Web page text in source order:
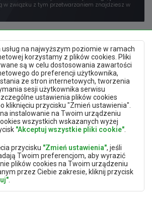
na najwyższym poziomie w ramach
korzystamy z plików cookies. Pliki
są w celu dostosowania zawartości
do preferencji użytkownika,
ze stron internetowych, tworzenia
sesji użytkownika serwisu
ustawienia plików cookies
kliknięciu przycisku "Zmień ustawienia".
instalowanie na Twoim urządzeniu
wszystkich wskazanych wyżej
"Akceptuj wszystkie pliki cookie"
przycisku "Zmień ustawienia", jeśli
Twoim preferencjom, aby wyrazić
plików cookies na Twoim urządzeniu
przez Ciebie zakresie, kliknij przycisk
w związku z tym przetwarzaniem znajdziesz w
Polityka prywatności
Mapa strony
Deklaracja dostępności
ustawienia prywatności
Aplikacja mobilna
z o.o.
biuro@abc-track.pl